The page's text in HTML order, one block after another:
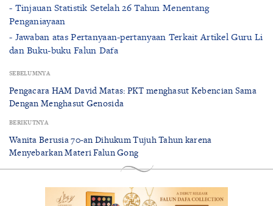
- Tinjauan Statistik Setelah 26 Tahun Menentang
Penganiayaan
- Jawaban atas Pertanyaan-pertanyaan Terkait Artikel Guru Li
dan Buku-buku Falun Dafa
SEBELUMNYA
Pengacara HAM David Matas: PKT menghasut Kebencian Sama
Dengan Menghasut Genosida
BERIKUTNYA
Wanita Berusia 70-an Dihukum Tujuh Tahun karena
Menyebarkan Materi Falun Gong